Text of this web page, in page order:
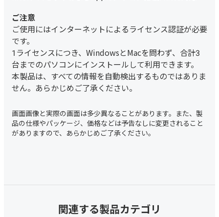
ご使用にはインターネットによるライセンス認証が必要
です。
1ライセンスにつき、WindowsとMacを問わず、合計3
台までのパソコンにインストールして利用できます。
本製品は、すべての情報を自動検出するものではありま
せん。あらかじめご了承ください。
関連する製品カテゴリ